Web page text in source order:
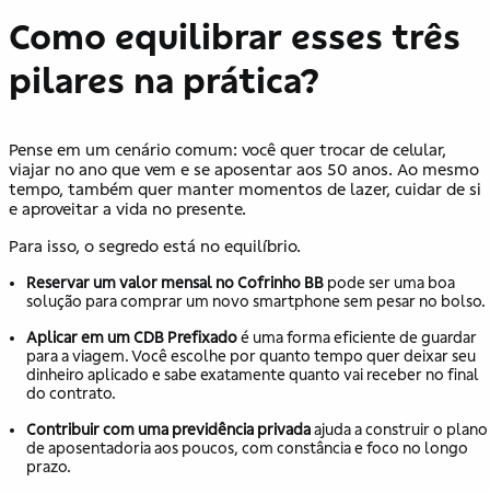
Como equilibrar esses três
pilares na prática?
Pense em um cenário comum: você quer trocar de celular,
viajar no ano que vem e se aposentar aos 50 anos. Ao mesmo
tempo, também quer manter momentos de lazer, cuidar de si
e aproveitar a vida no presente.
Para isso, o segredo está no equilíbrio.
Reservar um valor mensal no Cofrinho BB pode ser uma boa
solução para comprar um novo smartphone sem pesar no bolso.
Aplicar em um CDB Prefixadoé uma forma eficiente de guardar
para a viagem. Você escolhe por quanto tempo quer deixar seu
dinheiro aplicado e sabe exatamente quanto vai receber no final
do contrato.
Contribuir com uma previdência privadaajuda a construir o plano
de aposentadoria aos poucos, com constância e foco no longo
prazo.